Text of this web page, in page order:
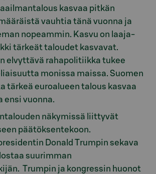
kasvaa pitkän
vauhtia tänä vuonna ja
nopeammin. Kasvu on laaja-
tärkeät taloudet kasvavat.
elvyttävä rahapolitiikka tukee
monissa maissa. Suomen
tärkeä euroalueen talous kasvaa
ensi vuonna.
näkymissä liittyvät
päätöksentekoon.
Donald Trumpin sekava
suurimman
Trumpin ja kongressin huonot